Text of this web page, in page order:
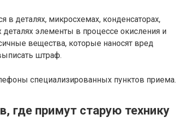
в деталях, микросхемах, конденсаторах,
деталях элементы в процессе окисления и
вещества, которые наносят вред
штраф.
специализированных пунктов приема.
где примут старую технику